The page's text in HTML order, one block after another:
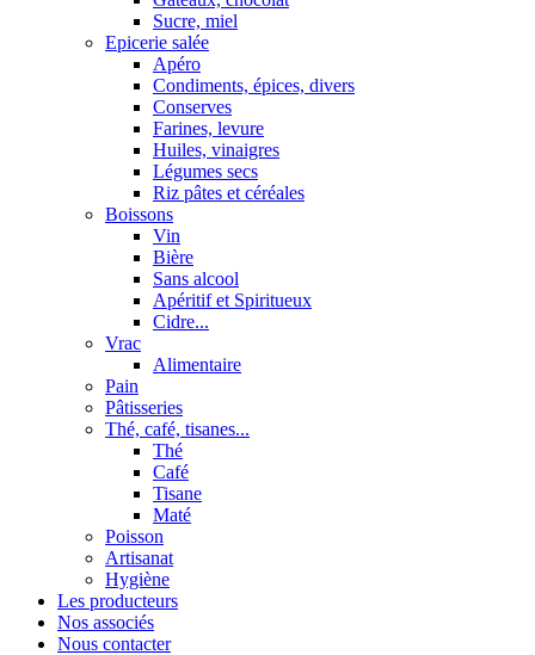
Sucre, miel
Epicerie salée
Apéro
Condiments, épices, divers
Conserves
Farines, levure
Huiles, vinaigres
Légumes secs
Riz pâtes et céréales
Boissons
Vin
Bière
Sans alcool
Apéritif et Spiritueux
Cidre...
Vrac
Alimentaire
Pain
Pâtisseries
Thé, café, tisanes...
Thé
Café
Tisane
Maté
Poisson
Artisanat
Hygiène
Les producteurs
Nos associés
Nous contacter